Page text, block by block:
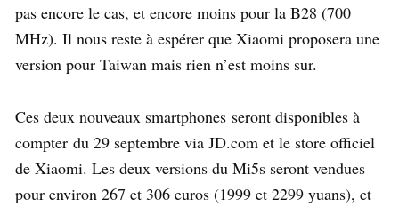
pas encore le cas, et encore moins pour la B28 (700
MHz). Il nous reste à espérer que Xiaomi proposera une
version pour Taiwan mais rien n’est moins sur.
Ces deux nouveaux smartphones seront disponibles à
compter du 29 septembre via JD.com et le store officiel
de Xiaomi. Les deux versions du Mi5s seront vendues
pour environ 267 et 306 euros (1999 et 2299 yuans), et